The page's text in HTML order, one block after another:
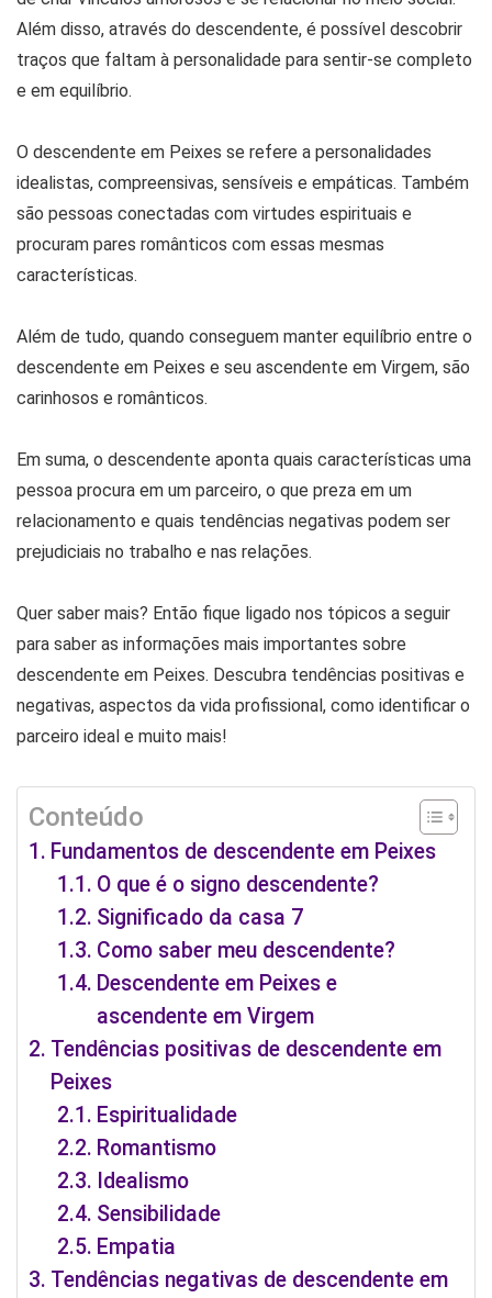
Além disso, através do descendente, é possível descobrir
traços que faltam à personalidade para sentir-se completo
e em equilíbrio.
O descendente em Peixes se refere a personalidades
idealistas, compreensivas, sensíveis e empáticas. Também
são pessoas conectadas com virtudes espirituais e
procuram pares românticos com essas mesmas
características.
Além de tudo, quando conseguem manter equilíbrio entre o
descendente em Peixes e seu ascendente em Virgem, são
carinhosos e românticos.
Em suma, o descendente aponta quais características uma
pessoa procura em um parceiro, o que preza em um
relacionamento e quais tendências negativas podem ser
prejudiciais no trabalho e nas relações.
Quer saber mais? Então fique ligado nos tópicos a seguir
para saber as informações mais importantes sobre
descendente em Peixes. Descubra tendências positivas e
negativas, aspectos da vida profissional, como identificar o
parceiro ideal e muito mais!
Conteúdo
Fundamentos de descendente em Peixes
O que é o signo descendente?
Significado da casa 7
Como saber meu descendente?
Descendente em Peixes e
ascendente em Virgem
Tendências positivas de descendente em
Peixes
Espiritualidade
Romantismo
Idealismo
Sensibilidade
Empatia
Tendências negativas de descendente em